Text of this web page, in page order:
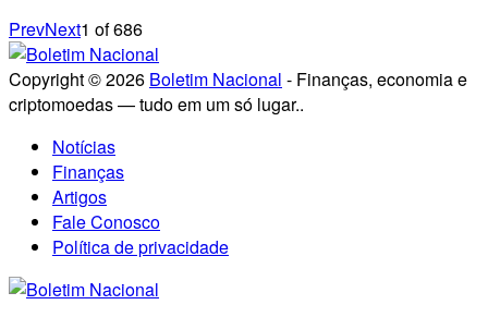
PrevNext1 of686
Copyright © 2026 Boletim Nacional - Finanças, economia e
criptomoedas — tudo em um só lugar..
Notícias
Finanças
Artigos
Fale Conosco
Política de privacidade